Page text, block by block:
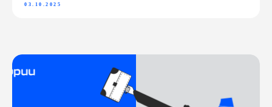
03.10.2025